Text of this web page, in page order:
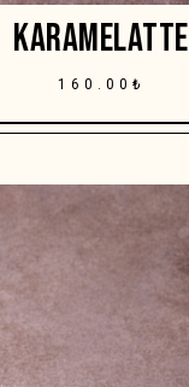
KARAMELATTE
160.00₺